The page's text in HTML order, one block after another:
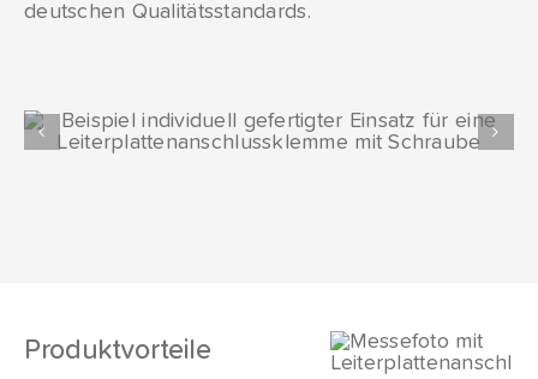
deutschen Qualitätsstandards.
Produktvorteile